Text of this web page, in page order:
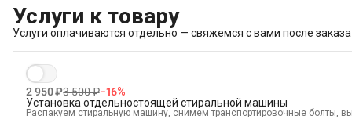
Услуги к товару
Услуги оплачиваются отдельно — свяжемся с вами после
2 950 ₽3 500 ₽−16%
Установка отдельностоящей стиральной машины
Распакуем стиральную машину, снимем транспортировочные болты,